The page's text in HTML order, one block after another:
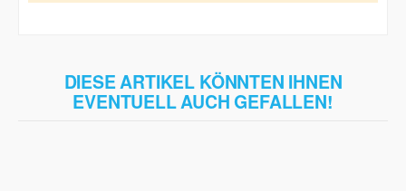
DIESE ARTIKEL KÖNNTEN IHNEN
EVENTUELL AUCH GEFALLEN!